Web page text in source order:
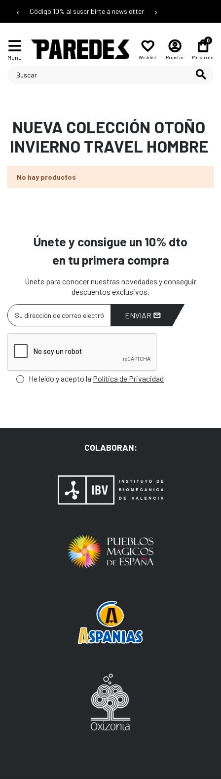
‹ Código 10% al suscribirte a newsletter ›
Menu Wishlist Registro
0
Mi carrito
NUEVA COLECCIÓN OTOÑO
INVIERNO TRAVEL HOMBRE
No hay productos
Únete y consigue un 10% dto
en tu primera compra
Únete para conocer nuestras novedades y conseguir
descuentos exclusivos.
ENVIAR
He leído y acepto la Política de Privacidad
COLABORAN: